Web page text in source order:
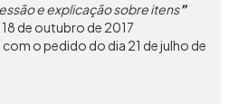
e explicação sobre itens
18 de outubro de 2017
o pedido do dia 21 de julho de